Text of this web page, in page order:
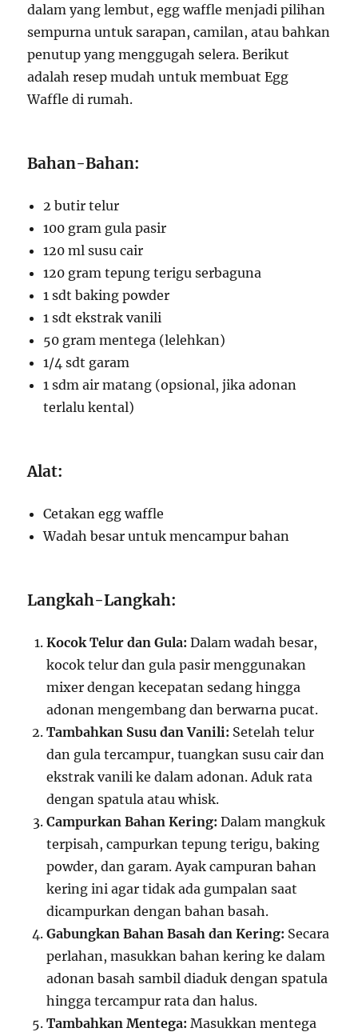
dalam yang lembut, egg waffle menjadi pilihan
sempurna untuk sarapan, camilan, atau bahkan
penutup yang menggugah selera. Berikut
adalah resep mudah untuk membuat Egg
Waffle di rumah.
Bahan-Bahan:
2 butir telur
100 gram gula pasir
120 ml susu cair
120 gram tepung terigu serbaguna
1 sdt baking powder
1 sdt ekstrak vanili
50 gram mentega (lelehkan)
1/4 sdt garam
1 sdm air matang (opsional, jika adonan
terlalu kental)
Alat:
Cetakan egg waffle
Wadah besar untuk mencampur bahan
Langkah-Langkah:
Kocok Telur dan Gula: Dalam wadah besar,
kocok telur dan gula pasir menggunakan
mixer dengan kecepatan sedang hingga
adonan mengembang dan berwarna pucat.
Tambahkan Susu dan Vanili: Setelah telur
dan gula tercampur, tuangkan susu cair dan
ekstrak vanili ke dalam adonan. Aduk rata
dengan spatula atau whisk.
Campurkan Bahan Kering: Dalam mangkuk
terpisah, campurkan tepung terigu, baking
powder, dan garam. Ayak campuran bahan
kering ini agar tidak ada gumpalan saat
dicampurkan dengan bahan basah.
Gabungkan Bahan Basah dan Kering: Secara
perlahan, masukkan bahan kering ke dalam
adonan basah sambil diaduk dengan spatula
hingga tercampur rata dan halus.
Tambahkan Mentega: Masukkan mentega